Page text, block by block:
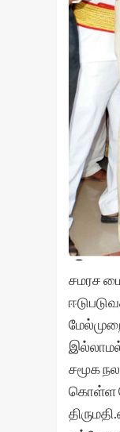
சமரச
சமூக
கொள்ள